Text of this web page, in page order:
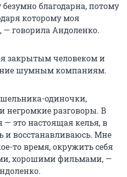
благодарна, потому
которому моя
— говорила Андоленко.
закрытым человеком и
шумным компаниям.
одиночки,
разговоры. В
— это настоящая келья, в
и восстанавливаюсь. Мне
то время, окружить себя
хорошими фильмами, —